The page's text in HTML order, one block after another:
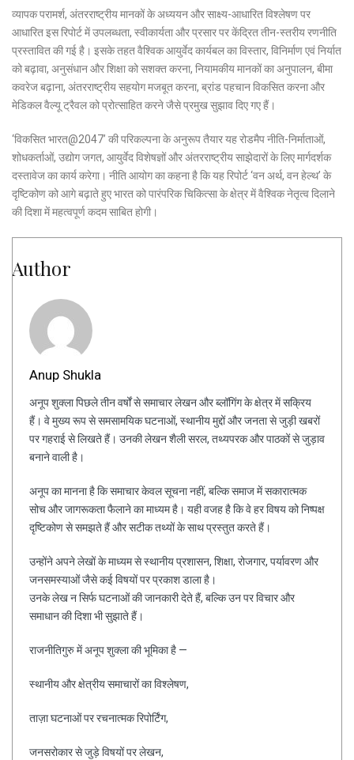
व्यापक परामर्श, अंतरराष्ट्रीय मानकों के अध्ययन और साक्ष्य-आधारित विश्लेषण पर
आधारित इस रिपोर्ट में उपलब्धता, स्वीकार्यता और प्रसार पर केंद्रित तीन-स्तरीय रणनीति
प्रस्तावित की गई है। इसके तहत वैश्विक आयुर्वेद कार्यबल का विस्तार, विनिर्माण एवं निर्यात
को बढ़ावा, अनुसंधान और शिक्षा को सशक्त करना, नियामकीय मानकों का अनुपालन, बीमा
कवरेज बढ़ाना, अंतरराष्ट्रीय सहयोग मजबूत करना, ब्रांड पहचान विकसित करना और
मेडिकल वैल्यू ट्रैवल को प्रोत्साहित करने जैसे प्रमुख सुझाव दिए गए हैं।
‘विकसित भारत@2047’ की परिकल्पना के अनुरूप तैयार यह रोडमैप नीति-निर्माताओं,
शोधकर्ताओं, उद्योग जगत, आयुर्वेद विशेषज्ञों और अंतरराष्ट्रीय साझेदारों के लिए मार्गदर्शक
दस्तावेज का कार्य करेगा। नीति आयोग का कहना है कि यह रिपोर्ट ‘वन अर्थ, वन हेल्थ’ के
दृष्टिकोण को आगे बढ़ाते हुए भारत को पारंपरिक चिकित्सा के क्षेत्र में वैश्विक नेतृत्व दिलाने
की दिशा में महत्वपूर्ण कदम साबित होगी।
Author
Anup Shukla
अनूप शुक्ला पिछले तीन वर्षों से समाचार लेखन और ब्लॉगिंग के क्षेत्र में सक्रिय
हैं। वे मुख्य रूप से समसामयिक घटनाओं, स्थानीय मुद्दों और जनता से जुड़ी खबरों
पर गहराई से लिखते हैं। उनकी लेखन शैली सरल, तथ्यपरक और पाठकों से जुड़ाव
बनाने वाली है।
अनूप का मानना है कि समाचार केवल सूचना नहीं, बल्कि समाज में सकारात्मक
सोच और जागरूकता फैलाने का माध्यम है। यही वजह है कि वे हर विषय को निष्पक्ष
दृष्टिकोण से समझते हैं और सटीक तथ्यों के साथ प्रस्तुत करते हैं।
उन्होंने अपने लेखों के माध्यम से स्थानीय प्रशासन, शिक्षा, रोजगार, पर्यावरण और
जनसमस्याओं जैसे कई विषयों पर प्रकाश डाला है।
उनके लेख न सिर्फ घटनाओं की जानकारी देते हैं, बल्कि उन पर विचार और
समाधान की दिशा भी सुझाते हैं।
राजनीतिगुरु में अनूप शुक्ला की भूमिका है —
स्थानीय और क्षेत्रीय समाचारों का विश्लेषण,
ताज़ा घटनाओं पर रचनात्मक रिपोर्टिंग,
जनसरोकार से जुड़े विषयों पर लेखन,